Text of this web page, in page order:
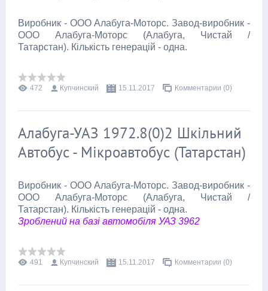
Виробник - ООО Алабуга-Моторс. Завод-виробник -
ООО Алабуга-Моторс (Алабуга, Чистай /
Татарстан). Кількість генерацій - одна.
472 Купчинский 15.11.2017 Комментарии (0)
Алабуга-УАЗ 1972.8(0)2 Шкільний
Автобус - Мікроавтобус (Татарстан)
Виробник - ООО Алабуга-Моторс. Завод-виробник -
ООО Алабуга-Моторс (Алабуга, Чистай /
Татарстан). Кількість генерацій - одна.
Зроблений на базі автомобіля УАЗ 3962
491 Купчинский 15.11.2017 Комментарии (0)